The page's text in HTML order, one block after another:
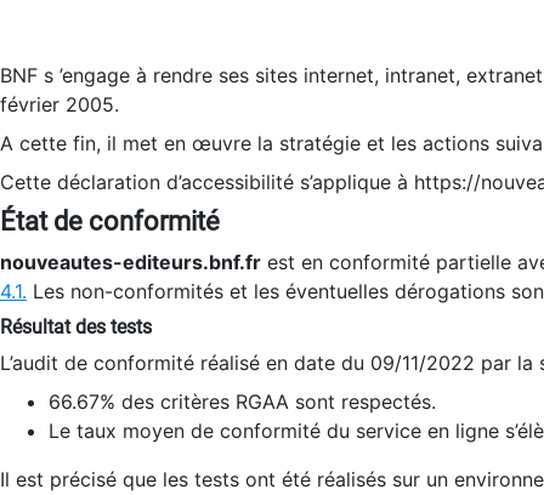
BNF s ’engage à rendre ses sites internet, intranet,
février 2005.
A cette fin, il met en œuvre la stratégie et les actions
Cette déclaration d’accessibilité s’applique à https://
État de conformité
nouveautes-editeurs.bnf.fr est en conformité partielle
4.1. Les non-conformités et les éventuelles dérogations
Résultat des tests
L’audit de conformité réalisé en date du 09/11/2022 par
66.67% des critères RGAA sont respectés.
Le taux moyen de conformité du service en ligne
Il est précisé que les tests ont été réalisés sur un